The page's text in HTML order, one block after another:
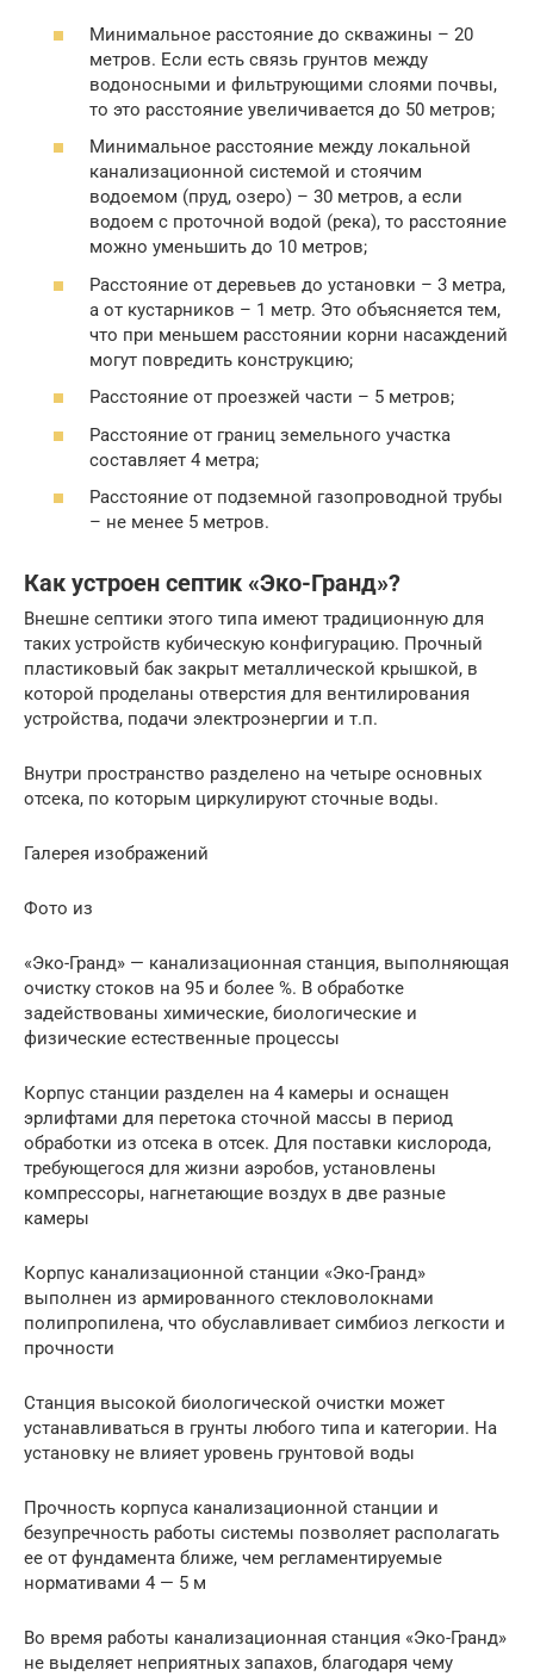
Минимальное расстояние до скважины – 20
метров. Если есть связь грунтов между
водоносными и фильтрующими слоями почвы,
то это расстояние увеличивается до 50 метров;
Минимальное расстояние между локальной
канализационной системой и стоячим
водоемом (пруд, озеро) – 30 метров, а если
водоем с проточной водой (река), то расстояние
можно уменьшить до 10 метров;
Расстояние от деревьев до установки – 3 метра,
а от кустарников – 1 метр. Это объясняется тем,
что при меньшем расстоянии корни насаждений
могут повредить конструкцию;
Расстояние от проезжей части – 5 метров;
Расстояние от границ земельного участка
составляет 4 метра;
Расстояние от подземной газопроводной трубы
– не менее 5 метров.
Как устроен септик «Эко-Гранд»?
Внешне септики этого типа имеют традиционную для
таких устройств кубическую конфигурацию. Прочный
пластиковый бак закрыт металлической крышкой, в
которой проделаны отверстия для вентилирования
устройства, подачи электроэнергии и т.п.
Внутри пространство разделено на четыре основных
отсека, по которым циркулируют сточные воды.
Галерея изображений
Фото из
«Эко-Гранд» — канализационная станция, выполняющая
очистку стоков на 95 и более %. В обработке
задействованы химические, биологические и
физические естественные процессы
Корпус станции разделен на 4 камеры и оснащен
эрлифтами для перетока сточной массы в период
обработки из отсека в отсек. Для поставки кислорода,
требующегося для жизни аэробов, установлены
компрессоры, нагнетающие воздух в две разные
камеры
Корпус канализационной станции «Эко-Гранд»
выполнен из армированного стекловолокнами
полипропилена, что обуславливает симбиоз легкости и
прочности
Станция высокой биологической очистки может
устанавливаться в грунты любого типа и категории. На
установку не влияет уровень грунтовой воды
Прочность корпуса канализационной станции и
безупречность работы системы позволяет располагать
ее от фундамента ближе, чем регламентируемые
нормативами 4 — 5 м
Во время работы канализационная станция «Эко-Гранд»
не выделяет неприятных запахов, благодаря чему